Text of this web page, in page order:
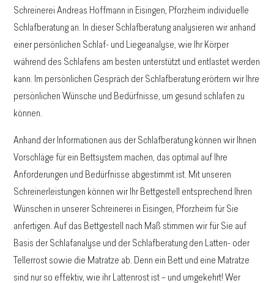
Schreinerei Andreas Hoffmann in Eisingen, Pforzheim individuelle
Schlafberatung an. In dieser Schlafberatung analysieren wir anhand
einer persönlichen Schlaf- und Liegeanalyse, wie Ihr Körper
während des Schlafens am besten unterstützt und entlastet werden
kann. Im persönlichen Gespräch der Schlafberatung erörtern wir Ihre
persönlichen Wünsche und Bedürfnisse, um gesund schlafen zu
können.
Anhand der Informationen aus der Schlafberatung können wir Ihnen
Vorschläge für ein Bettsystem machen, das optimal auf Ihre
Anforderungen und Bedürfnisse abgestimmt ist. Mit unseren
Schreinerleistungen können wir Ihr Bettgestell entsprechend Ihren
Wünschen in unserer Schreinerei in Eisingen, Pforzheim für Sie
anfertigen. Auf das Bettgestell nach Maß stimmen wir für Sie auf
Basis der Schlafanalyse und der Schlafberatung den Latten- oder
Tellerrost sowie die Matratze ab. Denn ein Bett und eine Matratze
sind nur so effektiv, wie ihr Lattenrost ist – und umgekehrt! Wer